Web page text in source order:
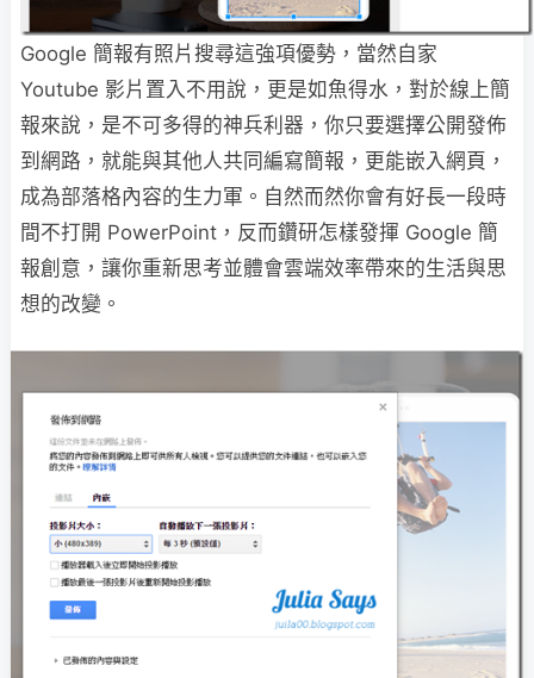
Google 簡報有照片搜尋這強項優勢，當然自家
Youtube 影片置入不用說，更是如魚得水，對於線上簡
報來說，是不可多得的神兵利器，你只要選擇公開發佈
到網路，就能與其他人共同編寫簡報，更能嵌入網頁，
成為部落格內容的生力軍。自然而然你會有好長一段時
間不打開 PowerPoint，反而鑽研怎樣發揮 Google 簡
報創意，讓你重新思考並體會雲端效率帶來的生活與思
想的改變。